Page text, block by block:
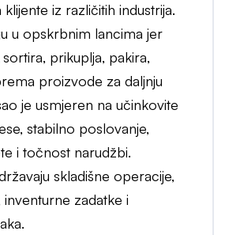
iz različitih industrija.
u opskrbnim lancima jer
prikuplja, pakira,
proizvode za daljnju
je usmjeren na učinkovite
stabilno poslovanje,
i točnost narudžbi.
skladišne operacije,
zadatke i